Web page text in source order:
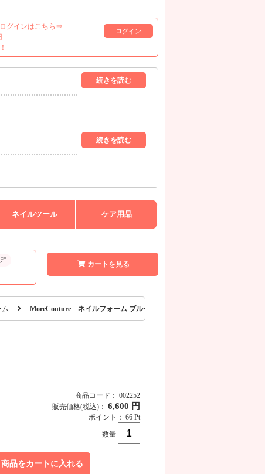
グインはこちら⇒
ログイン
ネイルツール ケア用品
カートを見る
ム MoreCouture ネイルフォーム ブルー 500P
商品コード： 002252
販売価格(税込)： 6,600 円
ポイント： 66 Pt
数量
商品をカートに入れる